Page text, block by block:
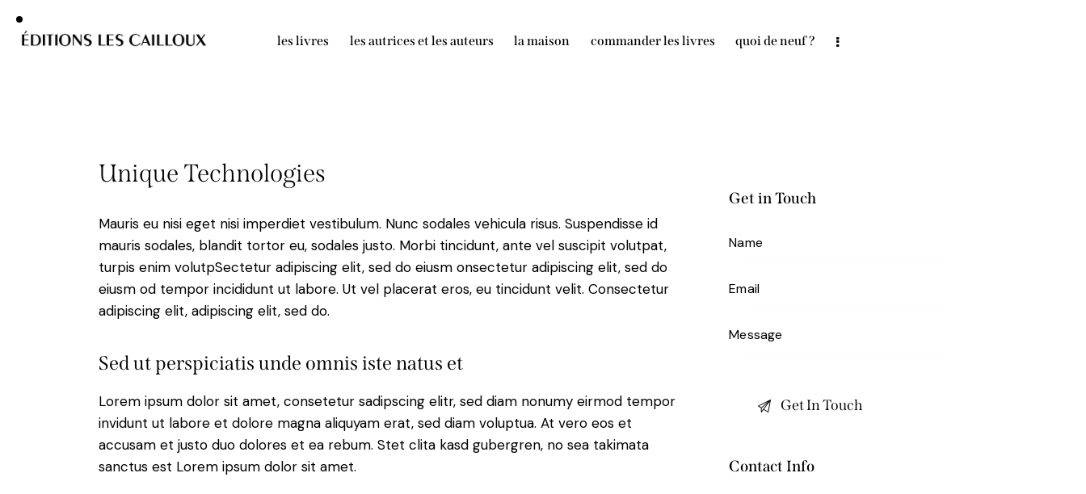
les livres les autrices et les auteurs la maison commander les livres quoi de neuf ?
Unique Technologies
Mauris eu nisi eget nisi imperdiet vestibulum. Nunc sodales vehicula risus. Suspendisse id
mauris sodales, blandit tortor eu, sodales justo. Morbi tincidunt, ante vel suscipit volutpat,
turpis enim volutpSectetur adipiscing elit, sed do eiusm onsectetur adipiscing elit, sed do
eiusm od tempor incididunt ut labore. Ut vel placerat eros, eu tincidunt velit. Consectetur
adipiscing elit, adipiscing elit, sed do.
Sed ut perspiciatis unde omnis iste natus et
Lorem ipsum dolor sit amet, consetetur sadipscing elitr, sed diam nonumy eirmod tempor
invidunt ut labore et dolore magna aliquyam erat, sed diam voluptua. At vero eos et
accusam et justo duo dolores et ea rebum. Stet clita kasd gubergren, no sea takimata
sanctus est Lorem ipsum dolor sit amet.
Get in Touch
Contact Info